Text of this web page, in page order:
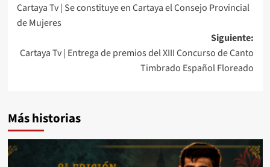
Cartaya Tv | Se constituye en Cartaya el Consejo Provincial
de Mujeres
Siguiente:
Cartaya Tv | Entrega de premios del XIII Concurso de Canto
Timbrado Español Floreado
Más historias